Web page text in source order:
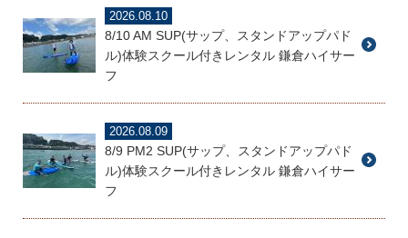
2026.08.10
8/10 AM SUP(サップ、スタンドアップパド
ル)体験スクール付きレンタル 鎌倉ハイサー
フ
2026.08.09
8/9 PM2 SUP(サップ、スタンドアップパド
ル)体験スクール付きレンタル 鎌倉ハイサー
フ